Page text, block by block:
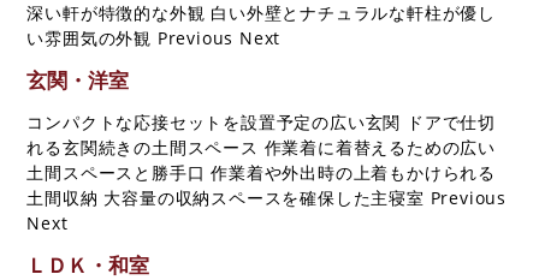
コラム
来店予約
調査ご依頼
深い軒が特徴的な外観 白い外壁とナチュラルな軒柱が優し
い雰囲気の外観 Previous Next
玄関・洋室
コンパクトな応接セットを設置予定の広い玄関 ドアで仕切
れる玄関続きの土間スペース 作業着に着替えるための広い
土間スペースと勝手口作業着や外出時の上着もかけられる
土間収納 大容量の収納スペースを確保した主寝室 Previous
Next
ＬＤＫ・和室